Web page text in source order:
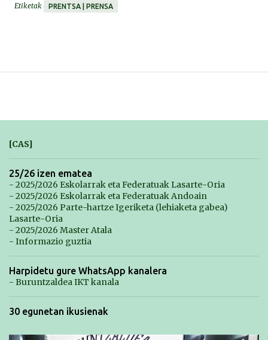
Etiketak
PRENTSA | PRENSA
[CAS]
25/26 izen ematea
- 2025/2026 Eskolarrak eta Federatuak Lasarte-Oria
- 2025/2026 Eskolarrak eta Federatuak Andoain
- 2025/2026 Parte-hartze Igeriketa (lehiaketa gabea)
Lasarte-Oria
- 2025/2026 Master Atala
- Informazio guztia
Harpidetu gure WhatsApp kanalera
- Buruntzaldea IKT kanala
30 egunetan ikusienak